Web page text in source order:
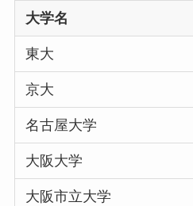
大学名
東大
京大
名古屋大学
大阪大学
大阪市立大学